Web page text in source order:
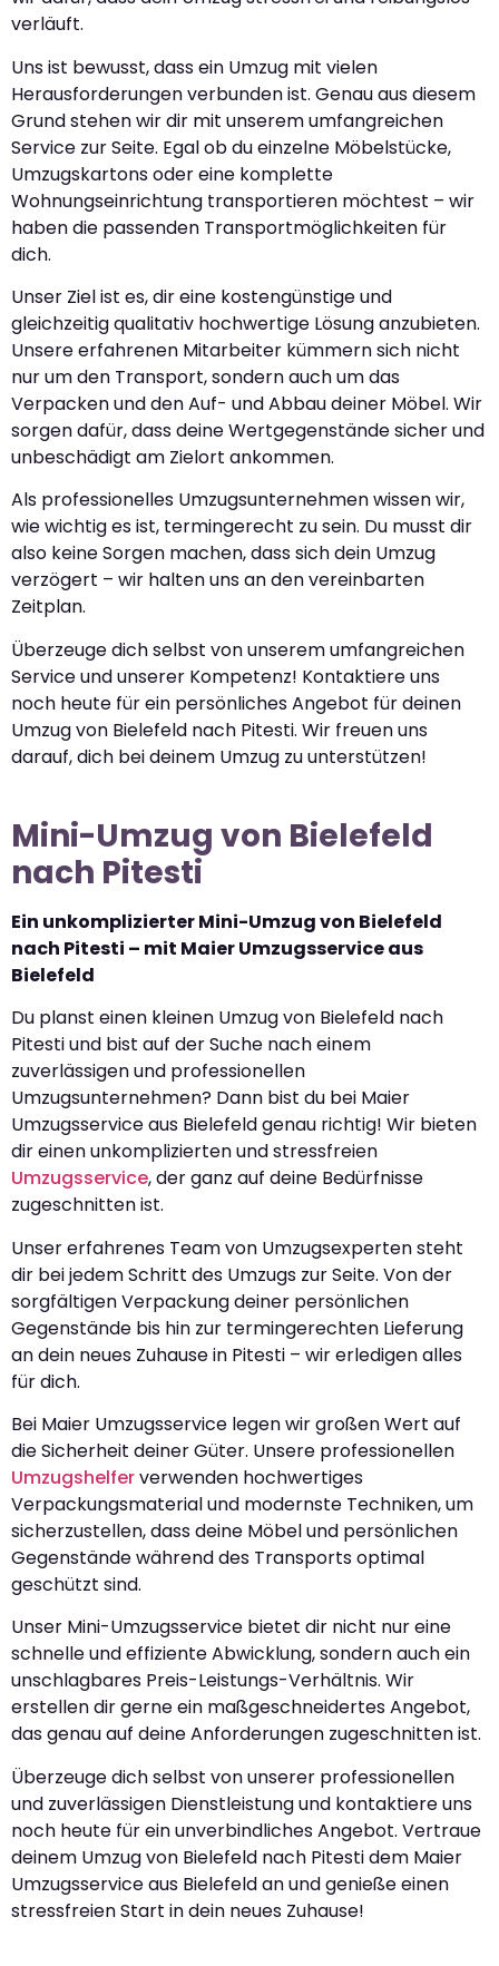
verläuft.
Uns ist bewusst, dass ein Umzug mit vielen
Herausforderungen verbunden ist. Genau aus diesem
Grund stehen wir dir mit unserem umfangreichen
Service zur Seite. Egal ob du einzelne Möbelstücke,
Umzugskartons oder eine komplette
Wohnungseinrichtung transportieren möchtest – wir
haben die passenden Transportmöglichkeiten für
dich.
Unser Ziel ist es, dir eine kostengünstige und
gleichzeitig qualitativ hochwertige Lösung anzubieten.
Unsere erfahrenen Mitarbeiter kümmern sich nicht
nur um den Transport, sondern auch um das
Verpacken und den Auf- und Abbau deiner Möbel. Wir
sorgen dafür, dass deine Wertgegenstände sicher und
unbeschädigt am Zielort ankommen.
Als professionelles Umzugsunternehmen wissen wir,
wie wichtig es ist, termingerecht zu sein. Du musst dir
also keine Sorgen machen, dass sich dein Umzug
verzögert – wir halten uns an den vereinbarten
Zeitplan.
Überzeuge dich selbst von unserem umfangreichen
Service und unserer Kompetenz! Kontaktiere uns
noch heute für ein persönliches Angebot für deinen
Umzug von Bielefeld nach Pitesti. Wir freuen uns
darauf, dich bei deinem Umzug zu unterstützen!
Mini-Umzug von Bielefeld
nach Pitesti
Ein unkomplizierter Mini-Umzug von Bielefeld
nach Pitesti – mit Maier Umzugsservice aus
Bielefeld
Du planst einen kleinen Umzug von Bielefeld nach
Pitesti und bist auf der Suche nach einem
zuverlässigen und professionellen
Umzugsunternehmen? Dann bist du bei Maier
Umzugsservice aus Bielefeld genau richtig! Wir bieten
dir einen unkomplizierten und stressfreien
Umzugsservice, der ganz auf deine Bedürfnisse
zugeschnitten ist.
Unser erfahrenes Team von Umzugsexperten steht
dir bei jedem Schritt des Umzugs zur Seite. Von der
sorgfältigen Verpackung deiner persönlichen
Gegenstände bis hin zur termingerechten Lieferung
an dein neues Zuhause in Pitesti – wir erledigen alles
für dich.
Bei Maier Umzugsservice legen wir großen Wert auf
die Sicherheit deiner Güter. Unsere professionellen
Umzugshelferverwenden hochwertiges
Verpackungsmaterial und modernste Techniken, um
sicherzustellen, dass deine Möbel und persönlichen
Gegenstände während des Transports optimal
geschützt sind.
Unser Mini-Umzugsservice bietet dir nicht nur eine
schnelle und effiziente Abwicklung, sondern auch ein
unschlagbares Preis-Leistungs-Verhältnis. Wir
erstellen dir gerne ein maßgeschneidertes Angebot,
das genau auf deine Anforderungen zugeschnitten ist.
Überzeuge dich selbst von unserer professionellen
und zuverlässigen Dienstleistung und kontaktiere uns
noch heute für ein unverbindliches Angebot. Vertraue
deinem Umzug von Bielefeld nach Pitesti dem Maier
Umzugsservice aus Bielefeld an und genieße einen
stressfreien Start in dein neues Zuhause!